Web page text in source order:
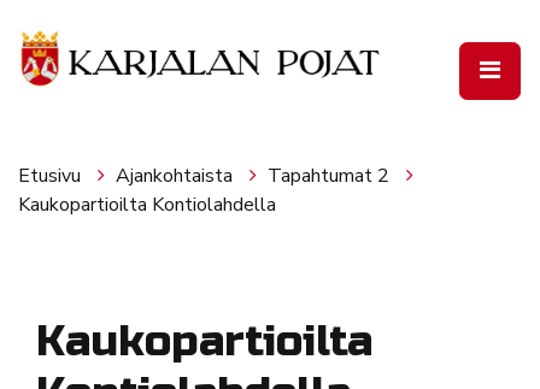
Etusivu Ajankohtaista
Tapahtumat 2
Kaukopartioilta Kontiolahdella
Kaukopartioilta